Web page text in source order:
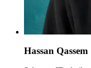
Hassan Qassem